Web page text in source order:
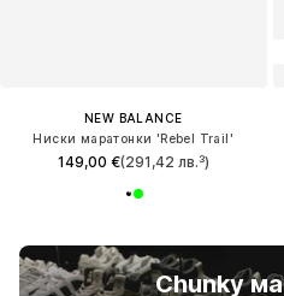
NEW BALANCE
Ниски маратонки 'Rebel Trail'
149,00 €(291,42 лв.³)
Chunky